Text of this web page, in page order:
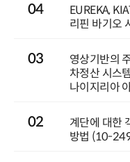
04
EUREKA,
리핀 바기오
03
영상기반의
차정산 시스
나이지리아
02
계단에 대한
방법 (10-